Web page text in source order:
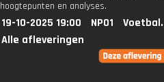
hoogtepunten en analyses.
19-10-2025 19:00 NPO1
Alle afleveringen